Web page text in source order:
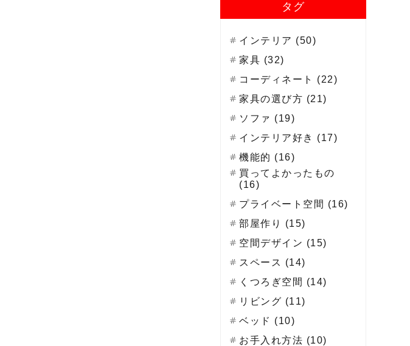
タグ
インテリア (50)
家具 (32)
コーディネート (22)
家具の選び方 (21)
ソファ (19)
インテリア好き (17)
機能的 (16)
買ってよかったもの
(16)
プライベート空間 (16)
部屋作り (15)
空間デザイン (15)
スペース (14)
くつろぎ空間 (14)
リビング (11)
ベッド (10)
お手入れ方法 (10)